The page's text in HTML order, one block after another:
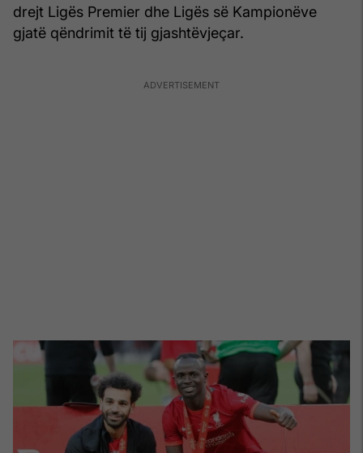
drejt Ligës Premier dhe Ligës së Kampionëve
gjatë qëndrimit të tij gjashtëvjeçar.